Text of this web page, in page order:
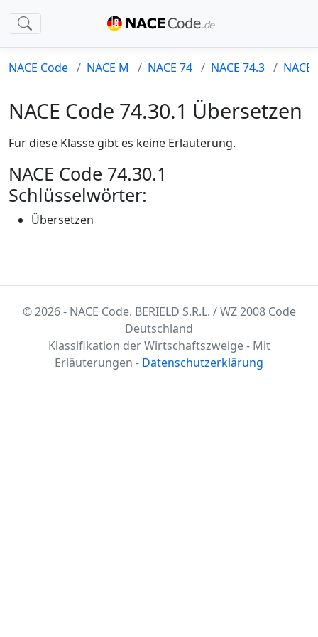
NACE Code NACE M NACE 74 NACE 74.3 NACE
NACE Code 74.30.1 Übersetzen
Für diese Klasse gibt es keine Erläuterung.
NACE Code 74.30.1
Schlüsselwörter:
Übersetzen
© 2026 - NACE Code. BERIELD S.R.L. / WZ 2008 Code
Deutschland
Klassifikation der Wirtschaftszweige - Mit
Erläuterungen - Datenschutzerklärung